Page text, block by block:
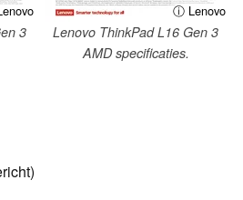
3
ⓘ Lenovo
Lenovo ThinkPad L16 Gen 3
AMD specificaties.